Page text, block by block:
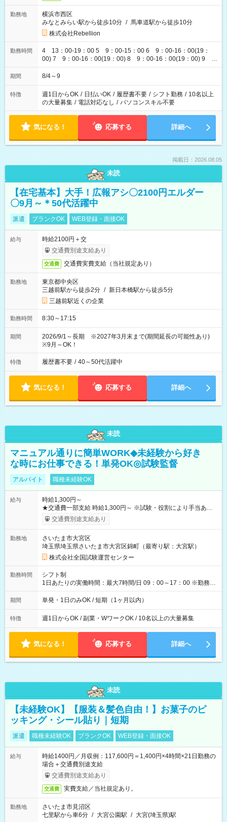
勤務地
横浜市西区
みなとみらい駅から徒歩10分 / 馬車道駅から徒歩10分
株式会社Rebellion
勤務時間
4 13：00-19：00 5 9：00-15：00 6 9：00-16：00(19：
00) 7 9：00-16：00(19：00) 8 9：00-16：00(19：00) 9
9：00-16：00(19：00)
期間 8/4～9
特徴 週1日からOK / 日払いOK / 履歴書不要 / シフト勤務 / 10名以上
の大量募集 / 電話対応なし / パソコンスキル不要
気になる！ 応募する 詳細へ
掲載日：2026.08.05
未読
【在宅基本】大手！広報アシ〇2100円エルダー
〇9月～＊50代活躍中
派遣 ブランクOK WEB登録・面接OK
給与
時給2100円＋交
交通費別途支給あり
交通費 交通費実費支給（当社規定あり）
勤務地
東京都中央区
三越前駅から徒歩2分 / 新日本橋駅から徒歩5分
三越前駅近くの企業
勤務時間 8:30～17:15
期間
2026/9/1～長期 ※2027年3月末まで(期間延長の可能性あり)
※9月～OK！
特徴 履歴書不要 / 40～50代活躍中
気になる！ 応募する 詳細へ
未読
マニュアル通りに簡単WORK◆未経験から好き
な時にお仕事できる！単発OK◎試験監督
アルバイト 職種未経験OK
給与
時給1,300円～
★交通費一部支給 時給1,300円～ ※試験・役割により手当あり
※勤務回数により昇給あり 【即給（前払い）オプションあ
り！】 希望される場合、勤務から1週間ほどで給与の一部を受け
例】 ・河合塾模擬試験 8:30～17:30（休憩1時間） 時給1,300円
×8時間＝日収10,400円＋交通費 ※当日の役割により時給＋100
円の場合あり ・国家試験 7:00～13:30（休憩なし） 時給1,300
円（役割手当＋100円）×6時間＝日収8,400円＋交通費 【試用期
間】試用期間なし
交通費別途支給あり
勤務地
さいたま市大宮区
埼玉県埼玉県さいたま市大宮区錦町（最寄り駅：大宮駅）
株式会社全国試験運営センター
勤務時間
シフト制
1日あたりの実働時間：最大7時間/日 09：00～17：00 ※勤務時
間は 試験により異なります。
期間 単発・1日のみOK / 短期（1ヶ月以内）
特徴 週1日からOK / 副業・WワークOK / 10名以上の大量募集
気になる！ 応募する 詳細へ
未読
【未経験OK】【服装＆髪色自由！】お菓子のピ
ッキング・シール貼り｜短期
派遣 職種未経験OK ブランクOK WEB登録・面接OK
給与
時給1400円／月収例：117,600円＝1,400円×4時間×21日勤務の
場合＋交通費別途支給
交通費別途支給あり
交通費 実費支給／当社規定あり。
勤務地
さいたま市見沼区
七里駅から車6分 / 大宮公園駅 / 大宮(埼玉県)駅